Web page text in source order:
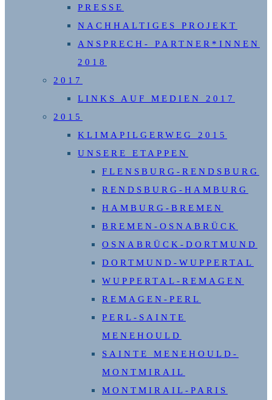
PRESSE
NACHHALTIGES PROJEKT
ANSPRECH- PARTNER*INNEN
2018
2017
LINKS AUF MEDIEN 2017
2015
KLIMAPILGERWEG 2015
UNSERE ETAPPEN
FLENSBURG-RENDSBURG
RENDSBURG-HAMBURG
HAMBURG-BREMEN
BREMEN-OSNABRÜCK
OSNABRÜCK-DORTMUND
DORTMUND-WUPPERTAL
WUPPERTAL-REMAGEN
REMAGEN-PERL
PERL-SAINTE
MENEHOULD
SAINTE MENEHOULD-
MONTMIRAIL
MONTMIRAIL-PARIS